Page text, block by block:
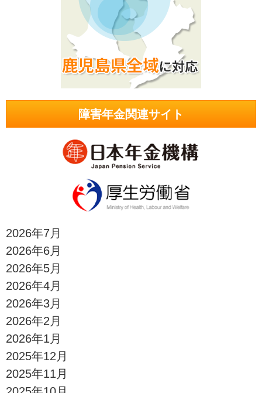
障害年金関連サイト
2026年7月
2026年6月
2026年5月
2026年4月
2026年3月
2026年2月
2026年1月
2025年12月
2025年11月